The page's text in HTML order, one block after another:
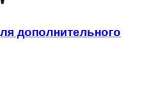
дополнительного